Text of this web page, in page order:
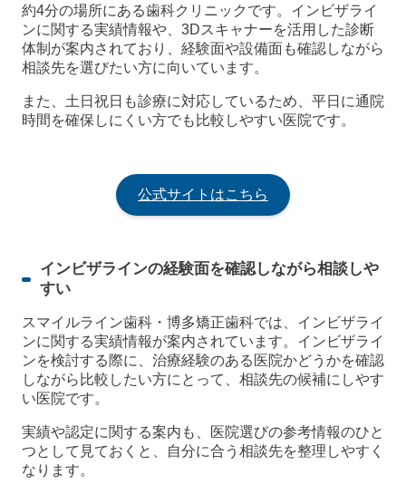
約4分の場所にある歯科クリニックです。インビザライ
ンに関する実績情報や、3Dスキャナーを活用した診断
体制が案内されており、経験面や設備面も確認しながら
相談先を選びたい方に向いています。
また、土日祝日も診療に対応しているため、平日に通院
時間を確保しにくい方でも比較しやすい医院です。
公式サイトはこちら
インビザラインの経験面を確認しながら相談しや
すい
スマイルライン歯科・博多矯正歯科では、インビザライ
ンに関する実績情報が案内されています。インビザライ
ンを検討する際に、治療経験のある医院かどうかを確認
しながら比較したい方にとって、相談先の候補にしやす
い医院です。
実績や認定に関する案内も、医院選びの参考情報のひと
つとして見ておくと、自分に合う相談先を整理しやすく
なります。